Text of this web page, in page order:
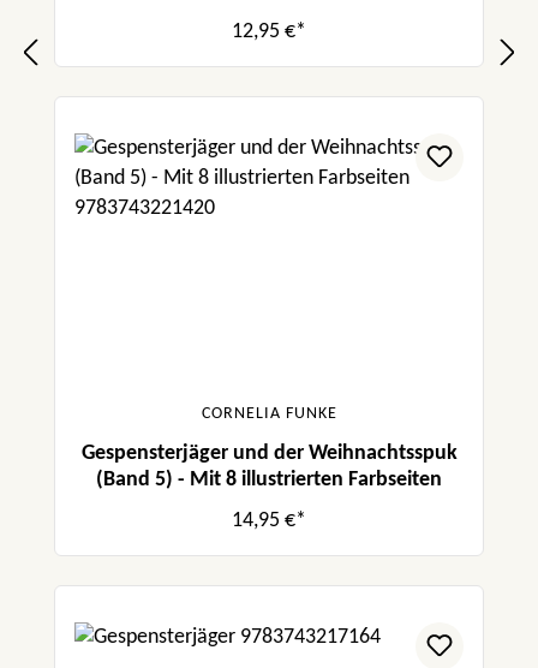
12,95 €*
CORNELIA FUNKE
Gespensterjäger und der Weihnachtsspuk
(Band 5) - Mit 8 illustrierten Farbseiten
14,95 €*